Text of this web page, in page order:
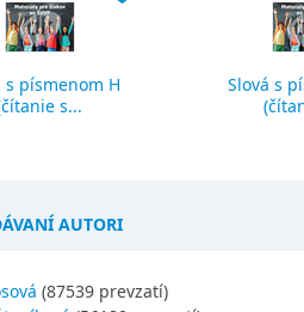
s písmenom H
s...
Slová s
AUTORI
(87539 prevzatí)